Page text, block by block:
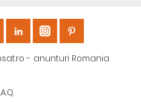
- anunturi Romania